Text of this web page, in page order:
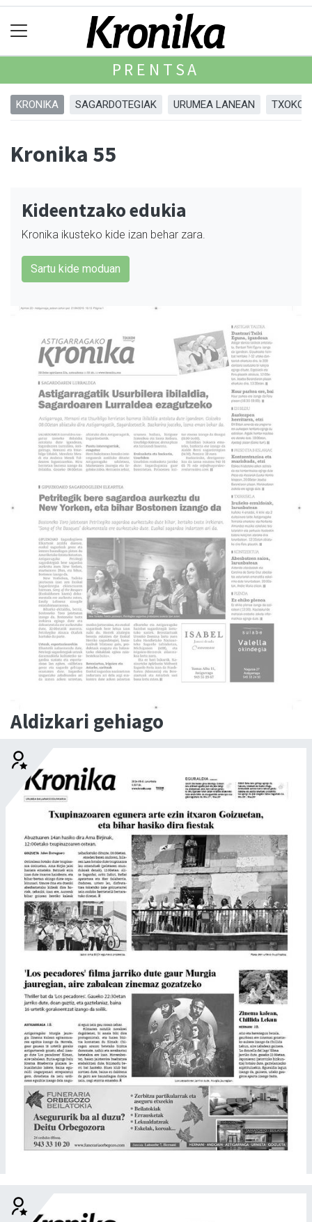
PRENTSA
KRONIKA SAGARDOTEGIAK URUMEA LANEAN
Kronika 55
Kideentzako edukia
Kronika ikusteko kide izan behar zara.
Sartu kide moduan
Aldizkari gehiago